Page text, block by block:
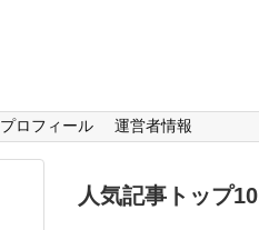
プロフィール 運営者情報
人気記事トップ10